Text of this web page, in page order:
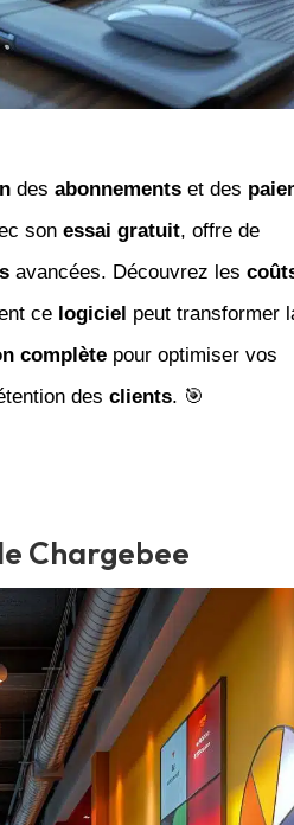
des abonnementset des
son essai gratuit, offre de
avancées. Découvrez les
ce logiciel peut transformer
complètepour optimiser vos
des clients. 🎯
Chargebee